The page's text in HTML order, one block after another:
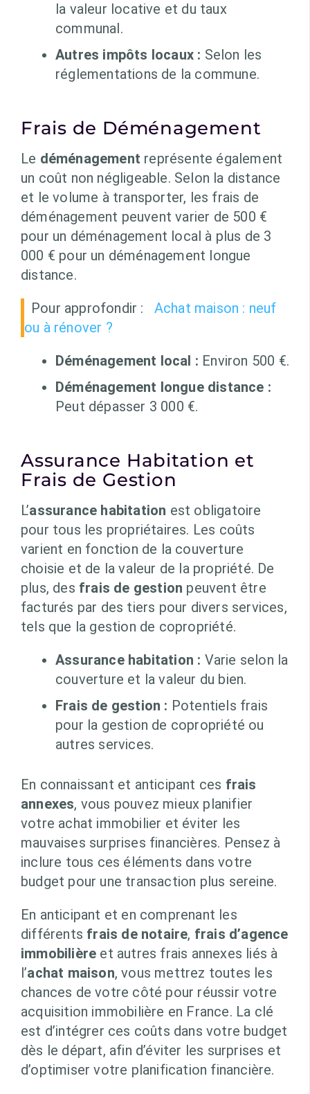
la valeur locative et du taux
communal.
Autres impôts locaux : Selon les
réglementations de la commune.
Frais de Déménagement
Le déménagement représente également
un coût non négligeable. Selon la distance
et le volume à transporter, les frais de
déménagement peuvent varier de 500 €
pour un déménagement local à plus de 3
000 € pour un déménagement longue
distance.
Pour approfondir :
Achat maison : neuf
ou à rénover ?
Déménagement local : Environ 500 €.
Déménagement longue distance :
Peut dépasser 3 000 €.
Assurance Habitation et
Frais de Gestion
L’assurance habitation est obligatoire
pour tous les propriétaires. Les coûts
varient en fonction de la couverture
choisie et de la valeur de la propriété. De
plus, des frais de gestion peuvent être
facturés par des tiers pour divers services,
tels que la gestion de copropriété.
Assurance habitation : Varie selon la
couverture et la valeur du bien.
Frais de gestion : Potentiels frais
pour la gestion de copropriété ou
autres services.
En connaissant et anticipant ces frais
annexes, vous pouvez mieux planifier
votre achat immobilier et éviter les
mauvaises surprises financières. Pensez à
inclure tous ces éléments dans votre
budget pour une transaction plus sereine.
En anticipant et en comprenant les
différents frais de notaire, frais d’agence
immobilière et autres frais annexes liés à
l’achat maison, vous mettrez toutes les
chances de votre côté pour réussir votre
acquisition immobilière en France. La clé
est d’intégrer ces coûts dans votre budget
dès le départ, afin d’éviter les surprises et
d’optimiser votre planification financière.